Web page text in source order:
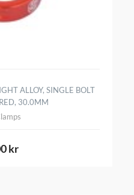
ALLOY, SINGLE BOLT
30.0MM
kr